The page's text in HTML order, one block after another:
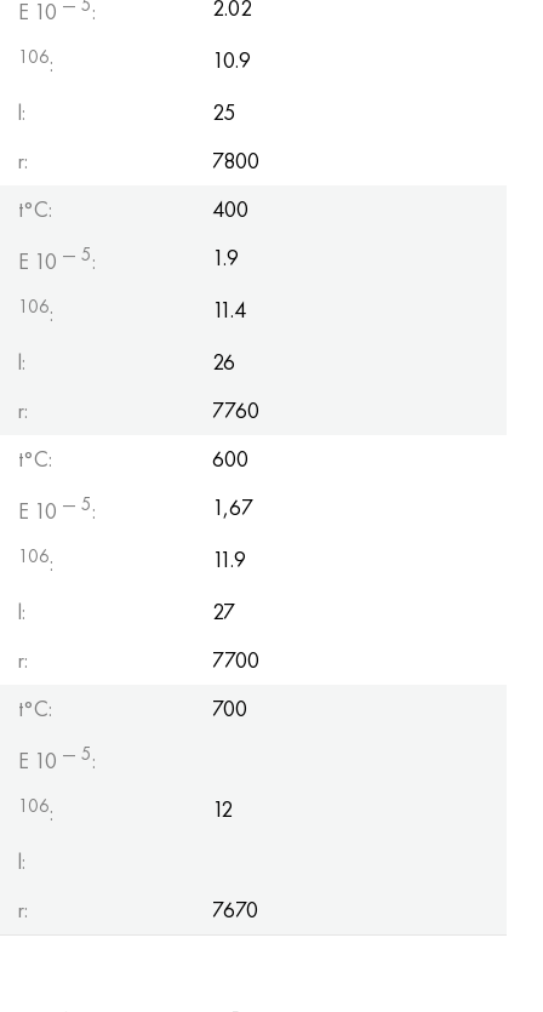
E 10 — 5: 2.02
106:
10.9
l:
25
r:
7800
t°С:
400
E 10 — 5: 1.9
106:
11.4
l:
26
r:
7760
t°С:
600
E 10 — 5: 1,67
106:
11.9
l:
27
r:
7700
t°С:
700
E 10 — 5:
106:
12
l:
r:
7670